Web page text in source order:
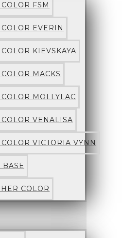
FSM
EVERIN
KIEVSKAYA
MACKS
MOLLYLAC
VENALISA
VICTORIA VYNN
COLOR